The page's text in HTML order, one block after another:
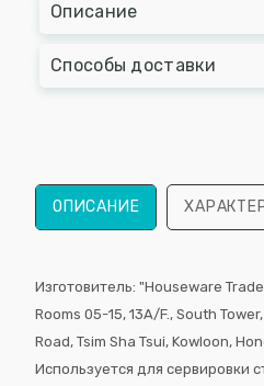
Описание
Способы доставки
ОПИСАНИЕ
Изготовитель: "Houseware
Rooms 05-15, 13А/F., South
Road, Tsim Sha Tsui, Kowloon,
Используется для сервировки